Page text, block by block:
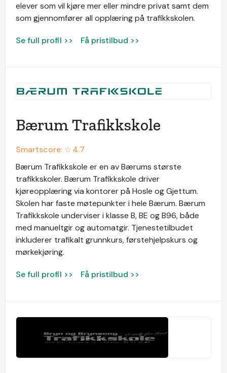
elever som vil kjøre mer eller mindre privat samt dem
som gjennomfører all opplæring på trafikkskolen.
Se full profil >> Få pristilbud >>
Bærum Trafikkskole
Smartscore: ☆4.7
Bærum Trafikkskole er en av Bærums største
trafikkskoler. Bærum Trafikkskole driver
kjøreopplæring via kontorer på Hosle og Gjettum.
Skolen har faste møtepunkter i hele Bærum. Bærum
Trafikkskole underviser i klasse B, BE og B96, både
med manueltgir og automatgir. Tjenestetilbudet
inkluderer trafikalt grunnkurs, førstehjelpskurs og
mørkekjøring.
Se full profil >> Få pristilbud >>